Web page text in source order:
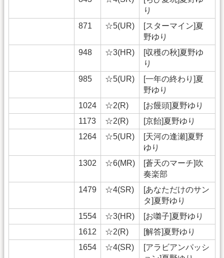
り
871
☆5(UR)
[スターマイン]夏
野ゆり
948
☆3(HR)
[収穫の秋]夏野ゆ
り
985
☆5(UR)
[一年の終わり]夏
野ゆり
1024
☆2(R)
[お饅頭]夏野ゆり
1173
☆2(R)
[京飴]夏野ゆり
1264
☆5(UR)
[天河の逢瀬]夏野
ゆり
1302
☆6(MR)
[蒼天のマーチ]吹
奏楽部
1479
☆4(SR)
[あなただけのサン
タ]夏野ゆり
1554
☆3(HR)
[お囃子]夏野ゆり
1612
☆2(R)
[解答]夏野ゆり
1654
☆4(SR)
[アラビアンパッシ